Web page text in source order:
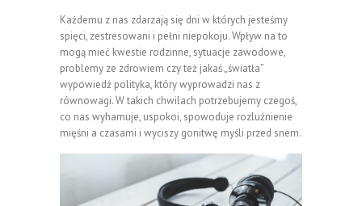
Każdemu z nas zdarzają się dni w których jesteśmy
spięci, zestresowani i pełni niepokoju. Wpływ na to
mogą mieć kwestie rodzinne, sytuacje zawodowe,
problemy ze zdrowiem czy też jakaś „światła”
wypowiedź polityka, który wyprowadzi nas z
równowagi. W takich chwilach potrzebujemy czegoś,
co nas wyhamuje, uspokoi, spowoduje rozluźnienie
mięśni a czasami i wyciszy gonitwę myśli przed snem.